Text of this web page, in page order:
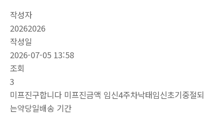
작성자
20262026
작성일
2026-07-05 13:58
조회
3
미프진구합니다 미프진금액 임신4주차낙태임신초기중절되
는약당일배송 기간